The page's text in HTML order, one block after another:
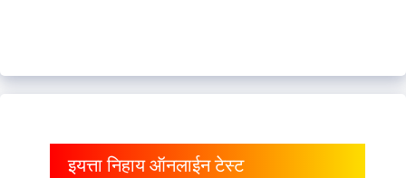
इयत्ता निहाय ऑनलाईन टेस्ट